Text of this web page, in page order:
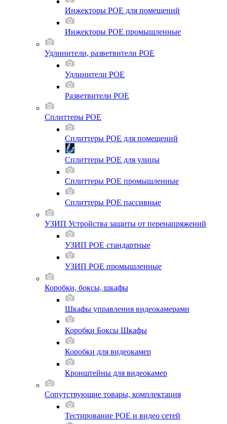
Инжекторы POE для помещений
Инжекторы POE промышленные
Удлинители, разветвители POE
Удлинители POE
Разветвители POE
Сплиттеры POE
Сплиттеры POE для помещений
Сплиттеры POE для улицы
Сплиттеры POE промышленные
Сплиттеры POE пассивные
УЗИП Устройства защиты от перенапряжений
УЗИП POE стандартные
УЗИП POE промышленные
Коробки, боксы, шкафы
Шкафы управления видеокамерами
Коробки Боксы Шкафы
Коробки для видеокамер
Кронштейны для видеокамер
Сопутствующие товары, комплектация
Тестирование POE и видео сетей